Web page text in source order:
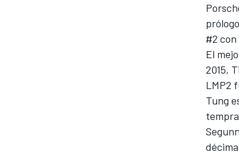
prólogo
#2 con
El
2015,
LMP2
Tung